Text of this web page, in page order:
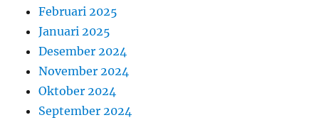
Februari 2025
Januari 2025
Desember 2024
November 2024
Oktober 2024
September 2024